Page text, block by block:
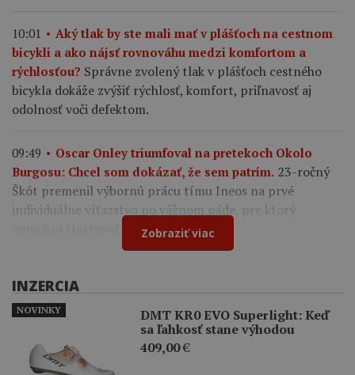
10:01
Aký tlak by ste mali mať v plášťoch na cestnom
bicykli a ako nájsť rovnováhu medzi komfortom a
rýchlosťou? Správne zvolený tlak v plášťoch cestného
bicykla dokáže zvýšiť rýchlosť, komfort, priľnavosť aj
odolnosť voči defektom.
09:49
Oscar Onley triumfoval na pretekoch Okolo
Burgosu: Chcel som dokázať, že sem patrím. 23-ročný
Škót premenil výbornú prácu tímu Ineos na prvé
individuálne víťazstvo po vážnom páde, pre ktorý
nemohol štartovať na Tour de France.
Zobraziť viac
INZERCIA
DMT KR0 EVO Superlight: Keď
sa ľahkosť stane výhodou
409,00€
NOVINKY